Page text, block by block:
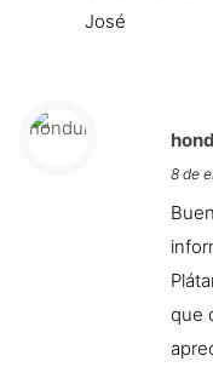
José
8 de
que